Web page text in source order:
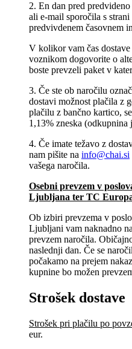
2. En dan pred
ali e-mail sporočila s
predvivdenem časovnem
V kolikor vam čas dostave
voznikom dogovorite o
boste prevzeli paket v
3. Če ste ob naročilu
dostavi možnost plačila z
plačilu z bančno kartico,
1,13% zneska (odkupnina
4. Če imate težavo z
nam pišite na info@chai.si
vašega naročila.
Osebni prevzem v
Ljubljana​ ter TC
Ob izbiri prevzema v
Ljubljani vam naknadno
prevzem naročila.
naslednji dan. Če se
počakamo na prejem
kupnine bo možen
Strošek dostave
Strošek pri plačilu po
eur.